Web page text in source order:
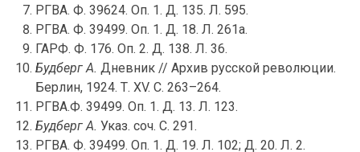
РГВА. Ф. 39624. Оп. 1. Д. 135. Л. 595.
РГВА. Ф. 39499. Оп. 1. Д. 18. Л. 261а.
ГАРФ. Ф. 176. Оп. 2. Д. 138. Л. 36.
Будберг А. Дневник // Архив русской революции.
Берлин, 1924. Т. XV. С. 263–264.
РГВА.Ф. 39499. Оп. 1. Д. 13. Л. 123.
Будберг А. Указ. соч. С. 291.
РГВА. Ф. 39499. Оп. 1. Д. 19. Л. 102; Д. 20. Л. 2.